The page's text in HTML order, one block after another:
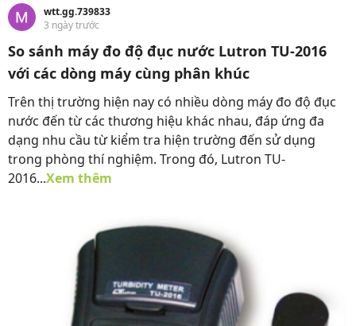
wtt.gg.739833
3 ngày trước
So sánh máy đo độ đục nước Lutron TU-2016
với các dòng máy cùng phân khúc
Trên thị trường hiện nay có nhiều dòng máy đo độ đục
nước đến từ các thương hiệu khác nhau, đáp ứng đa
dạng nhu cầu từ kiểm tra hiện trường đến sử dụng
trong phòng thí nghiệm. Trong đó, Lutron TU-
2016...Xem thêm